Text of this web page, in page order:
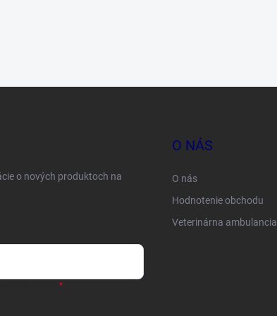
o nových produktoch na
O NÁS
O nás
Hodnotenie obchodu
Veterinárna ambulancia